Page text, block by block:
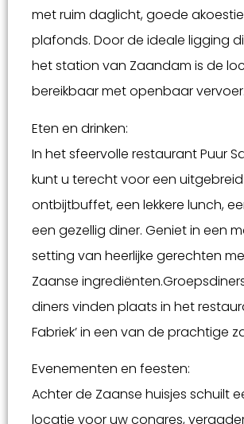
met ruim daglicht, goede
plafonds. Door de ideale ligging
het station van Zaandam is de
bereikbaar met openbaar vervoer.
Eten en drinken:
In het sfeervolle restaurant Puur
kunt u terecht voor een uitgebreid
ontbijtbuffet, een lekkere lunch,
een gezellig diner. Geniet in een
setting van heerlijke gerechten
Zaanse
diners vinden plaats in het
Fabriek’ in een van de prachtige
Evenementen en feesten:
Achter de Zaanse huisjes schuilt
locatie voor uw congres,